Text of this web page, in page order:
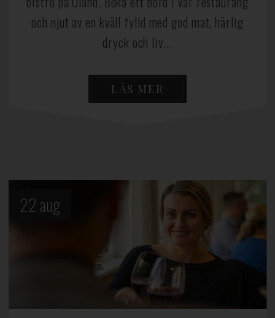
och njut av en kväll fylld med god mat, härlig
dryck och liv...
LÄS MER
22 aug